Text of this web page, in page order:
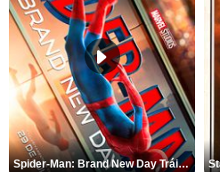
Spider-Man: Brand New Day Tráiler (3)